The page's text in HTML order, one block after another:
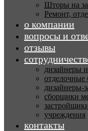
Шторы на
Ремонт,
о компании
вопросы и
отзывы
дизайнеры
отделочные
дизайнеры-
сборщики
учреждения
контакты